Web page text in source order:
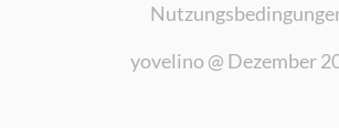
yovelino @ Dezember